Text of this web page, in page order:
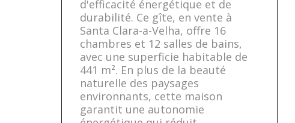
d'efficacité énergétique et de
durabilité. Ce gîte, en vente à
Santa Clara-a-Velha, offre 16
chambres et 12 salles de bains,
avec une superficie habitable de
441 m². En plus de la beauté
naturelle des paysages
environnants, cette maison
garantit une autonomie